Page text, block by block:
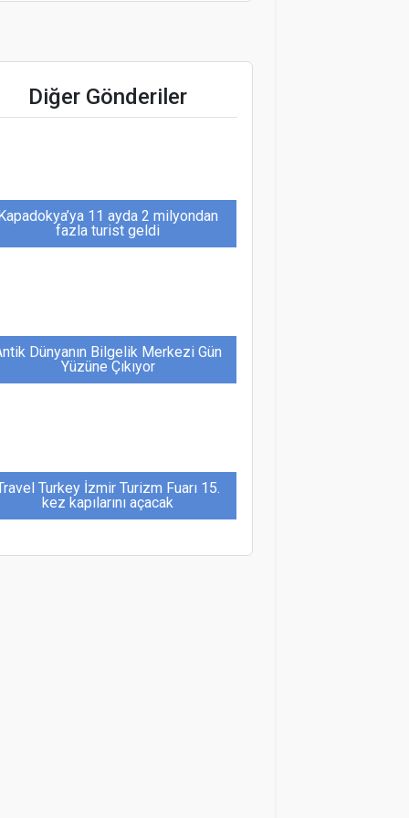
Diğer Gönderiler
Önemi Giderek Artıyor
11 ayda 2 milyondan
fazla turist geldi
Dünyanın Bilgelik Merkezi Gün
Yüzüne Çıkıyor
Turkey İzmir Turizm Fuarı 15.
kez kapılarını açacak